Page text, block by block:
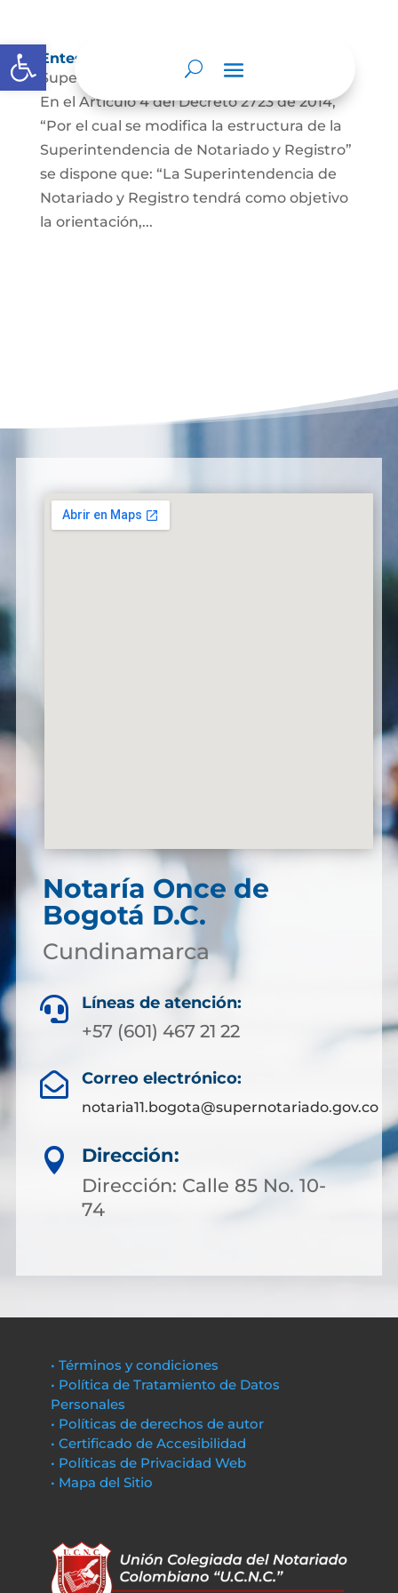
Abrir barra de herramientas
Entes y autoridades que lo vigilan
Superintendencia de Notariado y Registro
En el Artículo 4 del Decreto 2723 de 2014,
“Por el cual se modifica la estructura de la
Superintendencia de Notariado y Registro”
se dispone que: “La Superintendencia de
Notariado y Registro tendrá como objetivo
la orientación,...
Notaría Once de
Bogotá D.C.
Cundinamarca
 Líneas de atención:
+57 (601) 467 21 22
 Correo electrónico:
notaria11.bogota@supernotariado.gov.co

Dirección:
Dirección: Calle 85 No. 10-
74
• Términos y condiciones
• Política de Tratamiento de Datos
Personales
• Políticas de derechos de autor
• Certificado de Accesibilidad
• Políticas de Privacidad Web
• Mapa del Sitio